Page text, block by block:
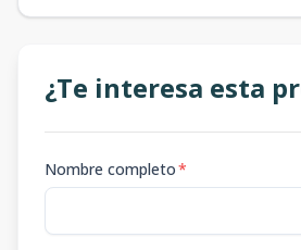
¿Te interesa esta
Nombre completo*